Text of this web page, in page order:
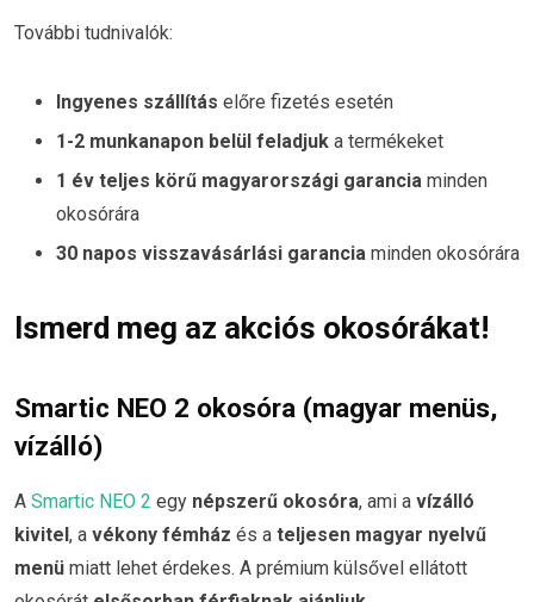
További tudnivalók:
Ingyenes szállítás előre fizetés esetén
1-2 munkanapon belül feladjuk a termékeket
1 év teljes körű magyarországi garancia minden
okosórára
30 napos visszavásárlási garancia minden okosórára
Ismerd meg az akciós okosórákat!
Smartic NEO 2 okosóra (magyar menüs,
vízálló)
A Smartic NEO 2 egy népszerű okosóra, ami a vízálló
kivitel, a vékony fémház és a teljesen magyar nyelvű
menü miatt lehet érdekes. A prémium külsővel ellátott